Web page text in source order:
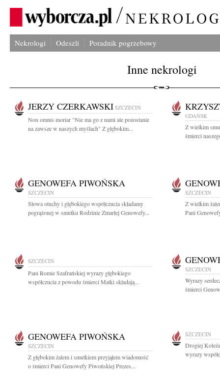
Nekrologi Odeszli Poradnik pogrzebowy
Inne nekrologi
JERZY CZERKAWSKI SZCZECIN
Non omnis moriar "Nie ma go z nami ale pozostanie
na zawsze w naszych myślach" Z głębokim...
GDAŃSK
Z wielkim
śmierci
GENOWEFA PIWOŃSKA
SZCZECIN
Słowa otuchy i głębokiego współczucia składamy
pogrążonej w smutku Rodzinie Zmarłej Genowefy...
SZCZECIN
Z wielkim
Pani
SZCZECIN
Pani Romie Szafrańskiej wyrazy głębokiego
współczucia z powodu śmierci Matki składają...
SZCZECIN
Wyrazy
śmierci
GENOWEFA PIWOŃSKA
SZCZECIN
Z głębokim żalem i smutkiem przyjąłem wiadomość
o śmierci Pani Genowefy Piwońskiej Prezes...
SZCZECIN
Drogiej
wyrazy